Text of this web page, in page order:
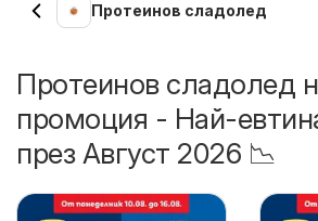
Протеинов сладолед
Протеинов сладолед
промоция - Най-
през Август 2026 📉